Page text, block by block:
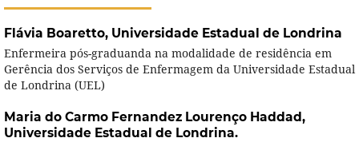
Flávia Boaretto, Universidade Estadual de Londrina
Enfermeira pós-graduanda na modalidade de residência em
Gerência dos Serviços de Enfermagem da Universidade Estadual
de Londrina (UEL)
Maria do Carmo Fernandez Lourenço Haddad,
Universidade Estadual de Londrina.